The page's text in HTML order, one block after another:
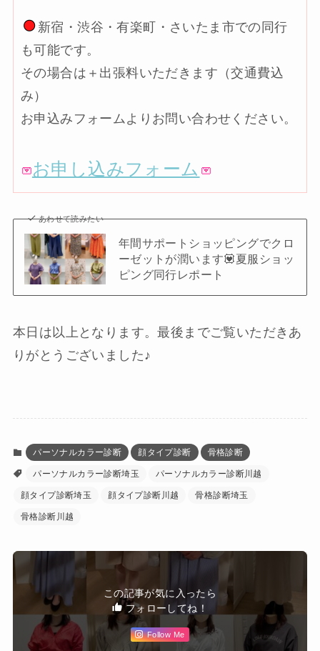
新宿・渋谷・有楽町・さいたま市での同行
も可能です。
その場合は＋出張料いただきます（交通費込
み）
お申込みフォームよりお問い合わせください。
お申し込みフォーム
あわせて読みたい
年間サポートショッピングでクロ
ーゼットが潤います💟夏服ショッ
ピング同行レポート
本日は以上となります。最後までご覧いただきあ
りがとうございました♪
パーソナルカラー診断 顔タイプ診断 骨格診断
パーソナルカラー診断埼玉 パーソナルカラー診断川越
顔タイプ診断埼玉 顔タイプ診断川越 骨格診断埼玉
骨格診断川越
この記事が気に入ったら
フォローしてね！
Follow Me